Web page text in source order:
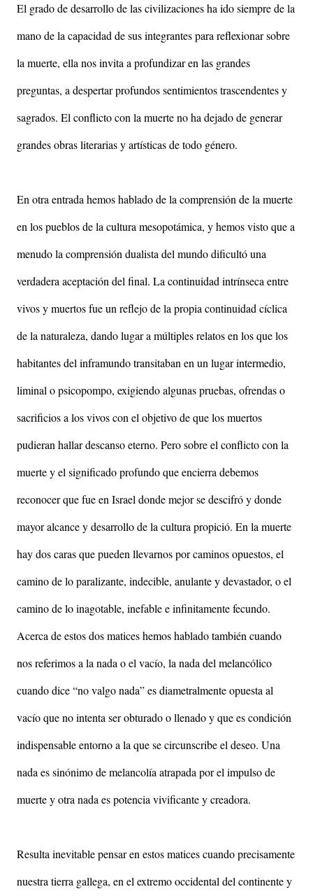
El grado de desarrollo de las civilizaciones ha ido siempre de la
mano de la capacidad de sus integrantes para reflexionar sobre
la muerte, ella nos invita a profundizar en las grandes
preguntas, a despertar profundos sentimientos trascendentes y
sagrados. El conflicto con la muerte no ha dejado de generar
grandes obras literarias y artísticas de todo género.
En otra entrada hemos hablado de la comprensión de la muerte
en los pueblos de la cultura mesopotámica, y hemos visto que a
menudo la comprensión dualista del mundo dificultó una
verdadera aceptación del final. La continuidad intrínseca entre
vivos y muertos fue un reflejo de la propia continuidad cíclica
de la naturaleza, dando lugar a múltiples relatos en los que los
habitantes del inframundo transitaban en un lugar intermedio,
liminal o psicopompo, exigiendo algunas pruebas, ofrendas o
sacrificios a los vivos con el objetivo de que los muertos
pudieran hallar descanso eterno. Pero sobre el conflicto con la
muerte y el significado profundo que encierra debemos
reconocer que fue en Israel donde mejor se descifró y donde
mayor alcance y desarrollo de la cultura propició. En la muerte
hay dos caras que pueden llevarnos por caminos opuestos, el
camino de lo paralizante, indecible, anulante y devastador, o el
camino de lo inagotable, inefable e infinitamente fecundo.
Acerca de estos dos matices hemos hablado también cuando
nos referimos a la nada o el vacío, la nada del melancólico
cuando dice “no valgo nada” es diametralmente opuesta al
vacío que no intenta ser obturado o llenado y que es condición
indispensable entorno a la que se circunscribe el deseo. Una
nada es sinónimo de melancolía atrapada por el impulso de
muerte y otra nada es potencia vivificante y creadora.
Resulta inevitable pensar en estos matices cuando precisamente
nuestra tierra gallega, en el extremo occidental del continente y